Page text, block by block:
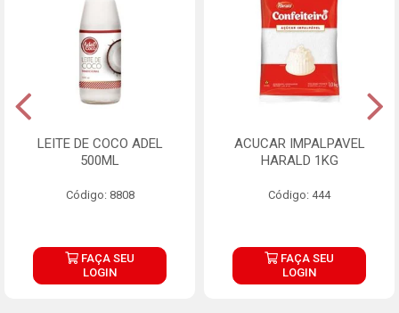
LEITE DE COCO ADEL
500ML
Código: 8808
FAÇA SEU
LOGIN
ACUCAR IMPALPAVEL
HARALD 1KG
Código: 444
FAÇA SEU
LOGIN